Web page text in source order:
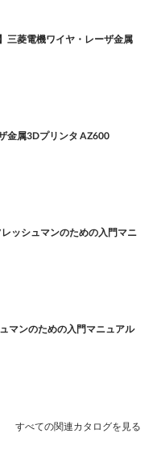
周波数 0～590Hz 120Hz
制御は
とします。 出荷値は
準周波数 1～400Hz 60Hz
出荷値はｸﾞﾙｰﾌﾟ１
0 21 加減速時間単位
ル防止動作レベル 0～
0～400% 150% ◎
ルク制限レベル） 23 倍
9999 23 倍速時スト
9999 ◎ 補正係数 正係数
15/29 BCN-C21002-214A
0 52 DU/PUメイ
57,61,62,67,91,97,100 -
54 FM端子機能選択 1～
3,5～14,17,18, 1 ◎
53,61,62,67,70,97 55 周波
モニタ基準 0～590Hz
す。 56 電流モニタ基準
準 0～500A 定格出力電
9999 57 再始動フ
58 再始動立上り時間 0～
◎ 59 遠隔機能選択
0 ◎ 設定周波数以下まで
選択 0,9 0 60 省エネ制御
9999 61 基準電流 0～
200%,9999 9999 62 加速
時基準値 0～200%,9999
◎ 65 リトライ選択 0
もリトライ動 作は継続さ
ー発生によりリトライ動
始周波数 0～400Hz 60Hz
～590Hz 60Hz ◎ 出荷値は
発生時リトライ回数 0～
1s 68 リトライ実行待ち
92 モータ定数（L1） 0
（L2） 0～1000mH,9999
9999 ◎ 94 モータ
タ定数（X） 0～
グ設定/状態 0,1,11,21 0
0 △ E700→E800は
トチューニングを実施し
ングを再度実施してくだ
） 0 117 PU通信局番 0～
PU通信速度
度 48,96,192,384,576,
値が 96から 192に変更し
0,1,10,11 1 119 PU通信ス
ください。 120 PU通信パ
ティチェック 0,1,2 2 ◎
121 PU通信リトライ回数
間間隔 0,0.1～
9999 123 PU通信
PU通信CR/LF選択
125 端子2周波数設定ｹﾞｲ
数設定ｹﾞｲﾝ周波数 0～
端子4周波数設定ｹﾞｲﾝ周
示/一括削除 9999、(0～
除 9999、(0～16) 0 ◎
173 ﾕｰｻﾞｸﾞﾙｰﾌﾟ登録 0～
0～999,9999 9999 174 ﾕ
STF端子機能選択 0～
能選択 0～5,7,8,10,12,14
STR端子機能選択 0～
～67,9999
180 RL端子機能
子機能選択 0～
～67,9999
子機能選択 2 182 RH端子
183 MRS端子機能選択 24
子機能選択 62 ◎ 190 RUN
0 190 RUN端子機能選択
41,44～
～ 191 FU端子機能
択
～193,195,196,
表示 0～100% 100 ◎ 258
ンデンサ寿命測定 0,1 0
- 260 PWM周波数自動切
自動低減機能が有効で
停止選択 0,1,2 0 ◎ 267 端
0,1,2 0 ◎ 268 モニタ小数
め制御選択 0,1,11 0 ◎
9999 275 あて
9999 ◎ 276 あて止め時
て止め時PWMｷｬﾘｱ周波
電流切換 0,1 0 277 スト
開放周波数 0～30Hz 3Hz
◎ 必要に応じて
レーキ開放電流 0～
400% 130% ◎ 280 ブレー
ーキ開放電流検出時間 0
レーキ動作周波数 0～
30Hz 6Hz ◎ 283 停止時ブ
レーキ動作時間 0～5s
286 ドループゲイン 0～
にしています。 287 ドル
0,1,7,8,11 0 292 オートマ
値はPr.800 で選択した制
力内容1 0～4095 0 496 リ
ート出力内容2 0～4095
502 通信異常時停止ﾓｰﾄﾞ
選択 0,1,2,6 0 × 設定3削
3→0にしてください。
使用時は0か6で 見直しし
0(1～9998) 0 503 メンテ
テナンスタイマ警報出力
スタイマ警報出力 0～
505 速度設定基準 1～
1）です。 547 USB通信
0 ◎ 548 USB交信チェック
交信チェック時間間隔 0
択 0,1 0 549 プロトコル
モード操作権選択
択 0,2,9999 9999 ◎ 551
～1.0s 1s 555 電流平均時
時間 0.0～20.0s 0s 556
電流平均値ﾓﾆﾀ信号出力基
0～500A 557 電流平均
流 電流 563 通電時間繰
564 稼働時間繰越し回数 (0
三菱電機ワイヤ・レーザ金属
金属3Dプリンタ AZ600
ッシュマンのための入門マニ
マンのための入門マニュアル
すべての関連カタログを見る